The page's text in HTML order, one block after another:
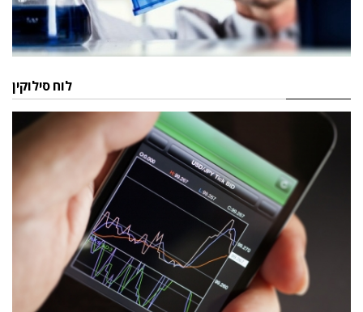
לוח סילוקין